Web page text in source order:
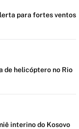
para fortes ventos
de helicóptero no Rio
interino do Kosovo